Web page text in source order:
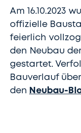
Am 16.10.2023
offizielle
feierlich
den Neubau
gestartet.
Bauverlauf
den Neubau-